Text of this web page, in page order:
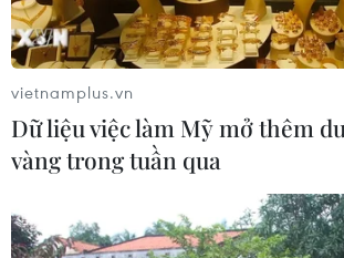
Ấn Độ: Tai nạn đường bộ
vietnamplus.vn
Dữ liệu việc làm Mỹ mở thêm
vàng trong tuần qua